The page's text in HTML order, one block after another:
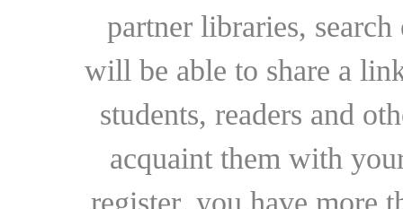
partner libraries,
will be able to share a
students, readers and
acquaint them with
register, you have more